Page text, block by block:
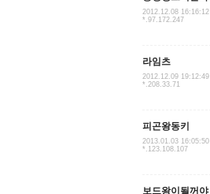
2012.12.08 16:16:12
*.97.172.247
라임츠
2012.12.09 19:12:49
*.208.33.71
피곤왕동키
2013.01.03 16:05:50
*.123.108.107
보드왕이될꺼야